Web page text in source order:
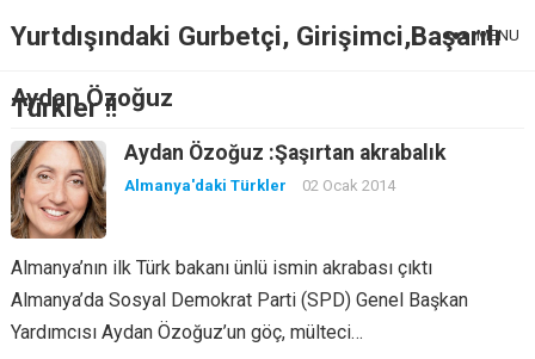
Yurtdışındaki Gurbetçi, Girişimci,Başarılı
Türkler !!
MENU
Aydan Özoğuz
Aydan Özoğuz :Şaşırtan akrabalık
Almanya'daki Türkler 02 Ocak 2014
Almanya’nın ilk Türk bakanı ünlü ismin akrabası çıktı
Almanya’da Sosyal Demokrat Parti (SPD) Genel Başkan
Yardımcısı Aydan Özoğuz’un göç, mülteci…